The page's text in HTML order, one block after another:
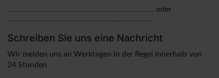
oder
Schreiben Sie uns eine Nachricht
Wir melden uns an Werktagen in der Regel innerhalb von
24 Stunden